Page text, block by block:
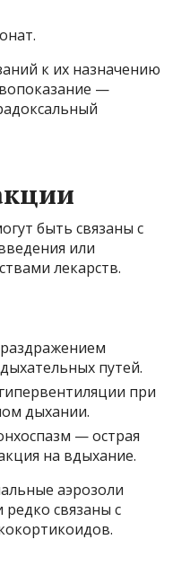
к их назначению
—
быть связаны с
или
лекарств.
путей.
при
дыхании.
— острая
на вдыхание.
аэрозоли
связаны с